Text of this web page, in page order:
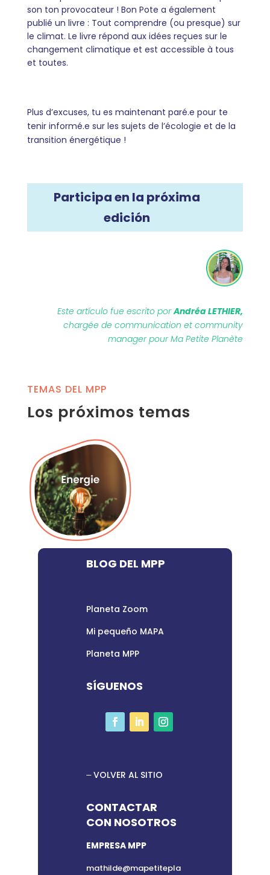
son ton provocateur ! Bon Pote a également
publié un livre : Tout comprendre (ou presque) sur
le climat. Le livre répond aux idées reçues sur le
changement climatique et est accessible à tous
et toutes.
Plus d’excuses, tu es maintenant paré.e pour te
tenir informé.e sur les sujets de l’écologie et de la
transition énergétique !
Participa en la próxima
edición
Este artículo fue escrito porAndréa LETHIER,
chargée de communication et community
manager pour Ma Petite Planète
TEMAS DEL MPP
Los próximos temas
BLOG DEL MPP
Planeta Zoom
Mi pequeño MAPA
Planeta MPP
SÍGUENOS
VOLVER AL SITIO
CONTACTAR
CON NOSOTROS
EMPRESA MPP
mathilde@mapetitepla